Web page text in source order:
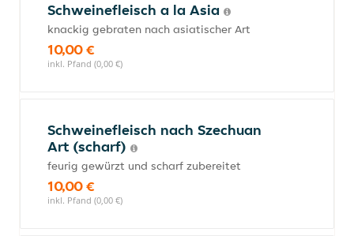
Schweinefleisch a la Asia
knackig gebraten nach asiatischer Art
10,00 €
inkl. Pfand (0,00 €)
Schweinefleisch nach Szechuan
Art (scharf)
feurig gewürzt und scharf zubereitet
10,00 €
inkl. Pfand (0,00 €)